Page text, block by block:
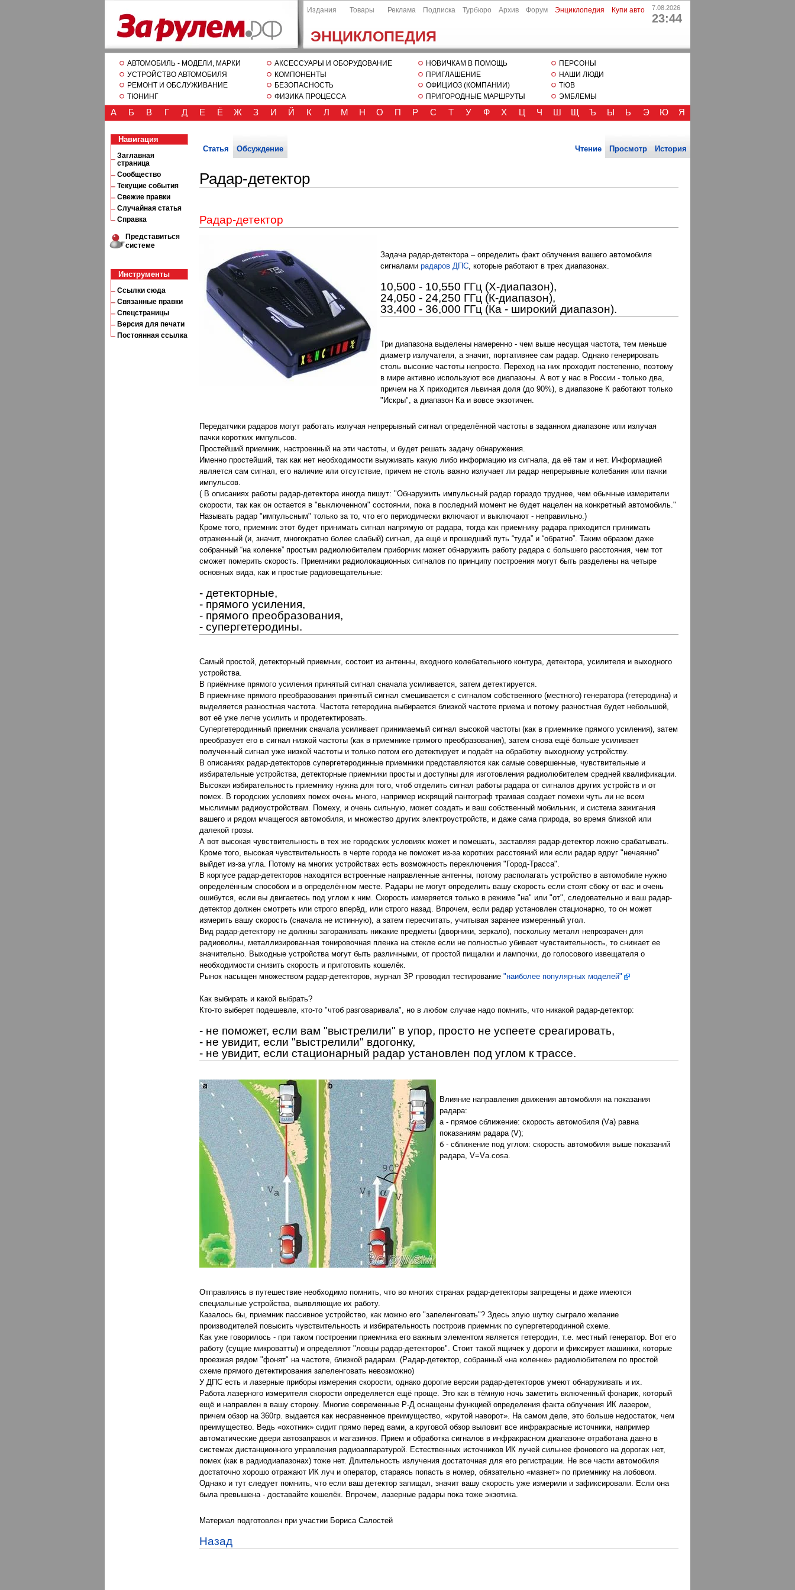
ЭНЦИКЛОПЕДИЯ
Издания Товары Реклама Подписка Турбюро Архив Форум Энциклопедия Купи авто 7.08.2026
23:44
АВТОМОБИЛЬ - МОДЕЛИ, МАРКИ
УСТРОЙСТВО АВТОМОБИЛЯ
РЕМОНТ И ОБСЛУЖИВАНИЕ
ТЮНИНГ
АКСЕССУАРЫ И ОБОРУДОВАНИЕ
КОМПОНЕНТЫ
БЕЗОПАСНОСТЬ
ФИЗИКА ПРОЦЕССА
НОВИЧКАМ В ПОМОЩЬ
ПРИГЛАШЕНИЕ
ОФИЦИОЗ (КОМПАНИИ)
ПРИГОРОДНЫЕ МАРШРУТЫ
ПЕРСОНЫ
НАШИ ЛЮДИ
ТЮВ
ЭМБЛЕМЫ
А Б В Г Д Е Ё Ж З И Й К Л М Н О П Р С Т У Ф Х Ц Ч Ш Щ Ъ Ы Ь Э Ю Я
Навигация
Заглавная
страница
Сообщество
Текущие события
Свежие правки
Случайная статья
Справка
Представиться
системе
Инструменты
Ссылки сюда
Связанные правки
Спецстраницы
Версия для печати
Постоянная ссылка
Статья Обсуждение Чтение Просмотр История
Радар-детектор
Радар-детектор
Задача радар-детектора – определить факт облучения вашего автомобиля
сигналамирадаров ДПС , которые работают в трех диапазонах.
10,500 - 10,550 ГГц (Х-диапазон),
24,050 - 24,250 ГГц (К-диапазон),
33,400 - 36,000 ГГц (Ка - широкий диапазон).
Три диапазона выделены намеренно - чем выше несущая частота, тем меньше
диаметр излучателя, а значит, портативнее сам радар. Однако генерировать
столь высокие частоты непросто. Переход на них проходит постепенно, поэтому
в мире активно используют все диапазоны. А вот у нас в России - только два,
причем на Х приходится львиная доля (до 90%), в диапазоне К работают только
"Искры", а диапазон Ка и вовсе экзотичен.
Передатчики радаров могут работать излучая непрерывный сигнал определённой частоты в заданном диапазоне или излучая
пачки коротких импульсов.
Простейший приемник, настроенный на эти частоты, и будет решать задачу обнаружения.
Именно простейший, так как нет необходимости выуживать какую либо информацию из сигнала, да её там и нет. Информацией
является сам сигнал, его наличие или отсутствие, причем не столь важно излучает ли радар непрерывные колебания или пачки
импульсов.
( В описаниях работы радар-детектора иногда пишут: "Обнаружить импульсный радар гораздо труднее, чем обычные измерители
скорости, так как он остается в "выключенном" состоянии, пока в последний момент не будет нацелен на конкретный автомобиль."
Называть радар "импульсным" только за то, что его периодически включают и выключают - неправильно.)
Кроме того, приемник этот будет принимать сигнал напрямую от радара, тогда как приемнику радара приходится принимать
отраженный (и, значит, многократно более слабый) сигнал, да ещё и прошедший путь “туда” и “обратно”. Таким образом даже
собранный “на коленке” простым радиолюбителем приборчик может обнаружить работу радара с большего расстояния, чем тот
сможет померить скорость. Приемники радиолокационных сигналов по принципу построения могут быть разделены на четыре
основных вида, как и простые радиовещательные:
- детекторные,
- прямого усиления,
- прямого преобразования,
- супергетеродины.
Самый простой, детекторный приемник, состоит из антенны, входного колебательного контура, детектора, усилителя и выходного
устройства.
В приёмнике прямого усиления принятый сигнал сначала усиливается, затем детектируется.
В приемнике прямого преобразования принятый сигнал смешивается с сигналом собственного (местного) генератора (гетеродина) и
выделяется разностная частота. Частота гетеродина выбирается близкой частоте приема и потому разностная будет небольшой,
вот её уже легче усилить и продетектировать.
Супергетеродинный приемник сначала усиливает принимаемый сигнал высокой частоты (как в приемнике прямого усиления), затем
преобразует его в сигнал низкой частоты (как в приемнике прямого преобразования), затем снова ещё больше усиливает
полученный сигнал уже низкой частоты и только потом его детектирует и подаёт на обработку выходному устройству.
В описаниях радар-детекторов супергетеродинные приемники представляются как самые совершенные, чувствительные и
избирательные устройства, детекторные приемники просты и доступны для изготовления радиолюбителем средней квалификации.
Высокая избирательность приемнику нужна для того, чтоб отделить сигнал работы радара от сигналов других устройств и от
помех. В городских условиях помех очень много, например искрящий пантограф трамвая создает помехи чуть ли не всем
мыслимым радиоустройствам. Помеху, и очень сильную, может создать и ваш собственный мобильник, и система зажигания
вашего и рядом мчащегося автомобиля, и множество других электроустройств, и даже сама природа, во время близкой или
далекой грозы.
А вот высокая чувствительность в тех же городских условиях может и помешать, заставляя радар-детектор ложно срабатывать.
Кроме того, высокая чувствительность в черте города не поможет из-за коротких расстояний или если радар вдруг "нечаянно"
выйдет из-за угла. Потому на многих устройствах есть возможность переключения "Город-Трасса".
В корпусе радар-детекторов находятся встроенные направленные антенны, потому располагать устройство в автомобиле нужно
определённым способом и в определённом месте. Радары не могут определить вашу скорость если стоят сбоку от вас и очень
ошибутся, если вы двигаетесь под углом к ним. Скорость измеряется только в режиме "на" или "от", следовательно и ваш радар-
детектор должен смотреть или строго вперёд, или строго назад. Впрочем, если радар установлен стационарно, то он может
измерить вашу скорость (сначала не истинную), а затем пересчитать, учитывая заранее измеренный угол.
Вид радар-детектору не должны загораживать никакие предметы (дворники, зеркало), поскольку металл непрозрачен для
радиоволны, металлизированная тонировочная пленка на стекле если не полностью убивает чувствительность, то снижает ее
значительно. Выходные устройства могут быть различными, от простой пищалки и лампочки, до голосового извещателя о
необходимости снизить скорость и приготовить кошелёк.
Рынок насыщен множеством радар-детекторов, журнал ЗР проводил тестирование "наиболее популярных моделей"
Как выбирать и какой выбрать?
Кто-то выберет подешевле, кто-то "чтоб разговаривала", но в любом случае надо помнить, что никакой радар-детектор:
- не поможет, если вам "выстрелили" в упор, просто не успеете среагировать,
- не увидит, если "выстрелили" вдогонку,
- не увидит, если стационарный радар установлен под углом к трассе.
Влияние направления движения автомобиля на показания
радара:
а - прямое сближение: скорость автомобиля (Vа) равна
показаниям радара (V);
б - сближение под углом: скорость автомобиля выше показаний
радара, V=Vа.cosa.
Отправляясь в путешествие необходимо помнить, что во многих странах радар-детекторы запрещены и даже имеются
специальные устройства, выявляющие их работу.
Казалось бы, приемник пассивное устройство, как можно его "запеленговать"? Здесь злую шутку сыграло желание
производителей повысить чувствительность и избирательность построив приемник по супергетеродинной схеме.
Как уже говорилось - при таком построении приемника его важным элементом является гетеродин, т.е. местный генератор. Вот его
работу (сущие микроватты) и определяют "ловцы радар-детекторов". Стоит такой ящичек у дороги и фиксирует машинки, которые
проезжая рядом "фонят" на частоте, близкой радарам. (Радар-детектор, собранный «на коленке» радиолюбителем по простой
схеме прямого детектирования запеленговать невозможно)
У ДПС есть и лазерные приборы измерения скорости, однако дорогие версии радар-детекторов умеют обнаруживать и их.
Работа лазерного измерителя скорости определяется ещё проще. Это как в тёмную ночь заметить включенный фонарик, который
ещё и направлен в вашу сторону. Многие современные Р-Д оснащены функцией определения факта облучения ИК лазером,
причем обзор на 360гр. выдается как несравненное преимущество, «крутой наворот». На самом деле, это больше недостаток, чем
преимущество. Ведь «охотник» сидит прямо перед вами, а круговой обзор выловит все инфракрасные источники, например
автоматические двери автозаправок и магазинов. Прием и обработка сигналов в инфракрасном диапазоне отработана давно в
системах дистанционного управления радиоаппаратурой. Естественных источников ИК лучей сильнее фонового на дорогах нет,
помех (как в радиодиапазонах) тоже нет. Длительность излучения достаточная для его регистрации. Не все части автомобиля
достаточно хорошо отражают ИК луч и оператор, стараясь попасть в номер, обязательно «мазнет» по приемнику на лобовом.
Однако и тут следует помнить, что если ваш детектор запищал, значит вашу скорость уже измерили и зафиксировали. Если она
была превышена - доставайте кошелёк. Впрочем, лазерные радары пока тоже экзотика.
Материал подготовлен при участии Бориса Салостей
Назад